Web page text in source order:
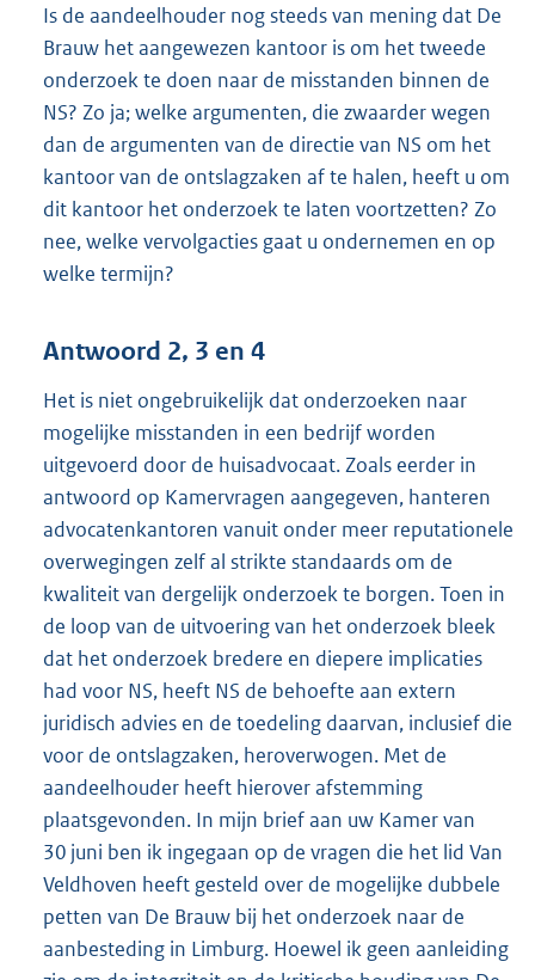
Is de aandeelhouder nog steeds van mening dat De
Brauw het aangewezen kantoor is om het tweede
onderzoek te doen naar de misstanden binnen de
NS? Zo ja; welke argumenten, die zwaarder wegen
dan de argumenten van de directie van NS om het
kantoor van de ontslagzaken af te halen, heeft u om
dit kantoor het onderzoek te laten voortzetten? Zo
nee, welke vervolgacties gaat u ondernemen en op
welke termijn?
Antwoord 2, 3 en 4
Het is niet ongebruikelijk dat onderzoeken naar
mogelijke misstanden in een bedrijf worden
uitgevoerd door de huisadvocaat. Zoals eerder in
antwoord op Kamervragen aangegeven, hanteren
advocatenkantoren vanuit onder meer reputationele
overwegingen zelf al strikte standaards om de
kwaliteit van dergelijk onderzoek te borgen. Toen in
de loop van de uitvoering van het onderzoek bleek
dat het onderzoek bredere en diepere implicaties
had voor NS, heeft NS de behoefte aan extern
juridisch advies en de toedeling daarvan, inclusief die
voor de ontslagzaken, heroverwogen. Met de
aandeelhouder heeft hierover afstemming
plaatsgevonden. In mijn brief aan uw Kamer van
30 juni ben ik ingegaan op de vragen die het lid Van
Veldhoven heeft gesteld over de mogelijke dubbele
petten van De Brauw bij het onderzoek naar de
aanbesteding in Limburg. Hoewel ik geen aanleiding